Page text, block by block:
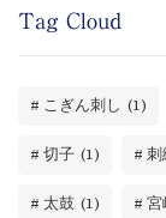
Tag Cloud
こぎん刺し (1)
切子 (1) 刺
太鼓 (1) 宮